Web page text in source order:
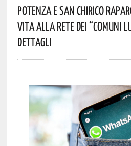
Potenza E San Chirico
Vita Alla Rete Dei “Comuni
Dettagli